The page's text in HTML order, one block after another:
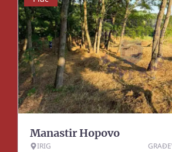
Manastir Hopovo
IRIG